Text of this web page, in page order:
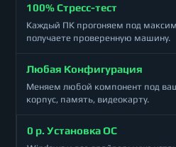
100% Стресс-тест
Каждый ПК прогоняем под
получаете проверенную машину.
Любая Конфигурация
Меняем любой компонент под
корпус, память, видеокарту.
0 р. Установка ОС